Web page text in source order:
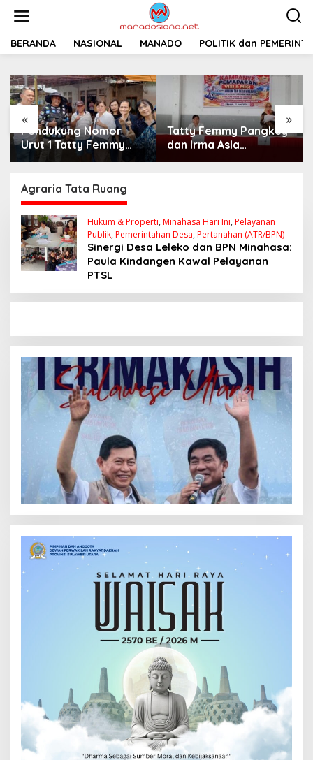
t
BERANDA NASIONAL MANADO POLITIK dan
« »
Pendukung Nomor
Urut 1 Tatty Femmy
Pangkey Berikan
Pemaparan Visi dan
Misi di Desa Waleure
Tatty Femmy Pangkey
dan Irma Asla
Paparkan Visi Misi
Agraria Tata Ruang
Hukum & Properti, Minahasa Hari Ini, Pelayanan
Publik, Pemerintahan Desa, Pertanahan (ATR/BPN)
Sinergi Desa Leleko dan BPN Minahasa:
Paula Kindangen Kawal Pelayanan
PTSL